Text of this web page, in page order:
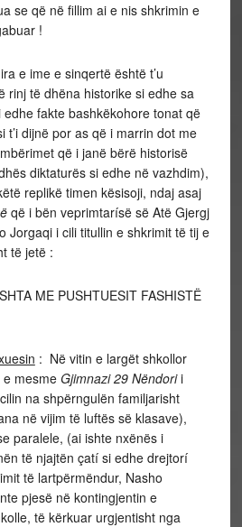
se që në fillim ai e nis shkrimin e
!
e ime e sinqertë është t’u
rinj të dhëna historike si edhe sa
fakte bashkëkohore tonat që
t’i dijnë por as që i marrin dot me
që i janë bërë historisë
diktaturës si edhe në vazhdim),
replikë timen kësisoji, ndaj asaj
që i bën veprimtarísë së Atë Gjergj
Jorgaqi i cili titullin e shkrimit të tij e
të jetë :
ME PUSHTUESIT FASHISTË
: Në vitin e largët shkollor
mesme Gjimnazi 29 Nëndorii
na shpërngulën familjarisht
në vijim të luftës së klasave),
paralele, (ai ishte nxënës i
të njajtën çatí si edhe drejtorí
të lartpërmëndur, Nasho
pjesë në kontingjentin e
të kërkuar urgjentisht nga